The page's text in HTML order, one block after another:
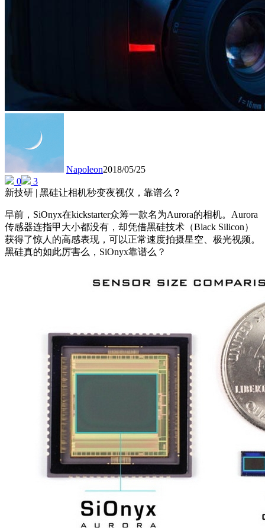
Napoleon2018/05/25
0
3
新技研 | 黑硅让相机秒变夜视仪，靠谱么？
早前，SiOnyx在kickstarter众筹一款名为Aurora的相机。Aurora
传感器连指甲大小都没有，却凭借黑硅技术（Black Silicon）
获得了惊人的高感表现，可以正常速度拍摄星空、极光视频。
黑硅真的如此厉害么，SiOnyx靠谱么？